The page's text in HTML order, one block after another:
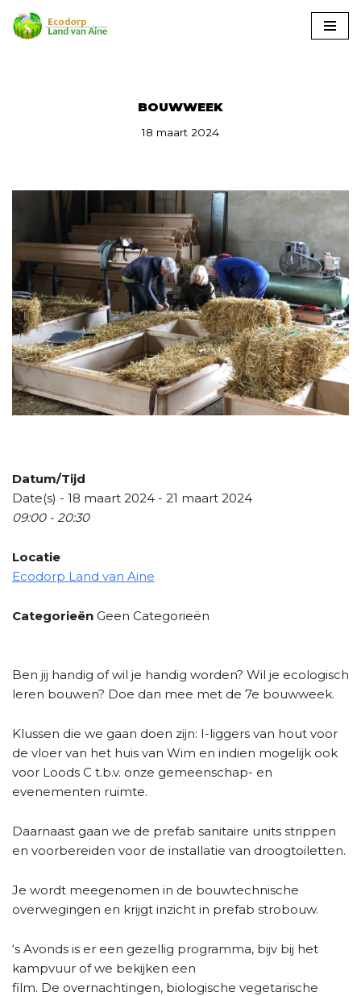
Ga
BOUWWEEK
18 maart 2024
Datum/Tijd
Date(s) - 18 maart 2024 - 21 maart 2024
09:00 - 20:30
Locatie
Ecodorp Land van Aine
Categorieën Geen Categorieën
Ben jij handig of wil je handig worden? Wil je ecologisch
leren bouwen? Doe dan mee met de 7e bouwweek.
Klussen die we gaan doen zijn: I-liggers van hout voor
de vloer van het huis van Wim en indien mogelijk ook
voor Loods C t.b.v. onze gemeenschap- en
evenementen ruimte.
Daarnaast gaan we de prefab sanitaire units strippen
en voorbereiden voor de installatie van droogtoiletten.
Je wordt meegenomen in de bouwtechnische
overwegingen en krijgt inzicht in prefab strobouw.
‘s Avonds is er een gezellig programma, bijv bij het
kampvuur of we bekijken een
film. De overnachtingen, biologische vegetarische